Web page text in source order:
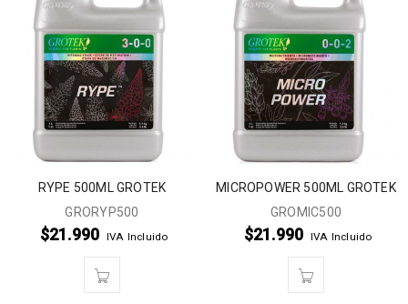
RYPE 500ML GROTEK
GRORYP500
$21.990 IVA Incluido
MICROPOWER 500ML GROTEK
GROMIC500
$21.990 IVA Incluido